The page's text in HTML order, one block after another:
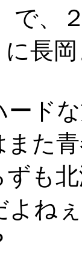
で、
長
ド
た
も
よね